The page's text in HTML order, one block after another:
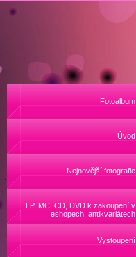
Fotoalbum
Úvod
Nejnovější fotografie
LP, MC, CD, DVD k zakoupení v
eshopech, antikvariátech
Vystoupení